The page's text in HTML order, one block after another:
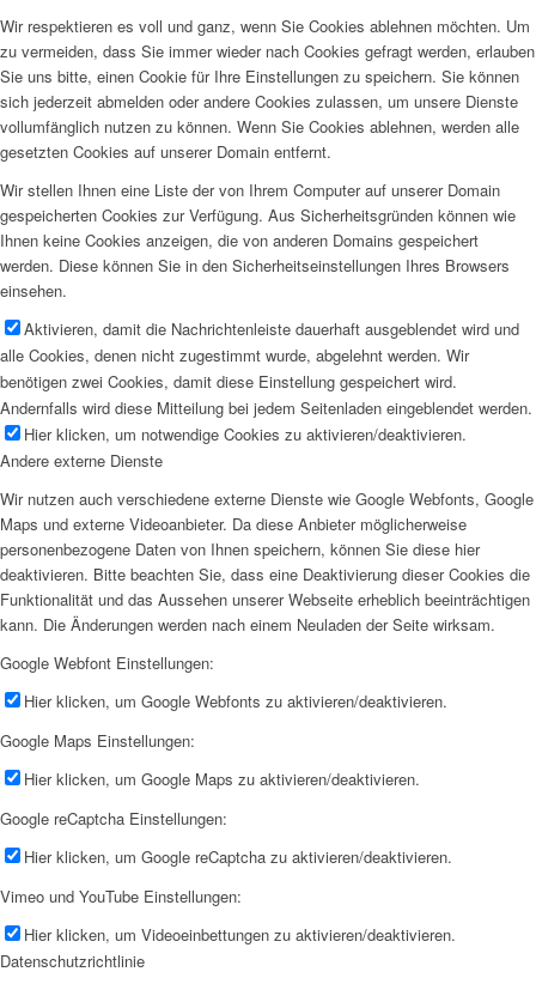
Wir respektieren es voll und ganz, wenn Sie Cookies ablehnen möchten. Um
zu vermeiden, dass Sie immer wieder nach Cookies gefragt werden, erlauben
Sie uns bitte, einen Cookie für Ihre Einstellungen zu speichern. Sie können
sich jederzeit abmelden oder andere Cookies zulassen, um unsere Dienste
vollumfänglich nutzen zu können. Wenn Sie Cookies ablehnen, werden alle
gesetzten Cookies auf unserer Domain entfernt.
Wir stellen Ihnen eine Liste der von Ihrem Computer auf unserer Domain
gespeicherten Cookies zur Verfügung. Aus Sicherheitsgründen können wie
Ihnen keine Cookies anzeigen, die von anderen Domains gespeichert
werden. Diese können Sie in den Sicherheitseinstellungen Ihres Browsers
einsehen.
Aktivieren, damit die Nachrichtenleiste dauerhaft ausgeblendet wird und
alle Cookies, denen nicht zugestimmt wurde, abgelehnt werden. Wir
benötigen zwei Cookies, damit diese Einstellung gespeichert wird.
Andernfalls wird diese Mitteilung bei jedem Seitenladen eingeblendet werden.
Hier klicken, um notwendige Cookies zu aktivieren/deaktivieren.
Andere externe Dienste
Wir nutzen auch verschiedene externe Dienste wie Google Webfonts, Google
Maps und externe Videoanbieter. Da diese Anbieter möglicherweise
personenbezogene Daten von Ihnen speichern, können Sie diese hier
deaktivieren. Bitte beachten Sie, dass eine Deaktivierung dieser Cookies die
Funktionalität und das Aussehen unserer Webseite erheblich beeinträchtigen
kann. Die Änderungen werden nach einem Neuladen der Seite wirksam.
Google Webfont Einstellungen:
Hier klicken, um Google Webfonts zu aktivieren/deaktivieren.
Google Maps Einstellungen:
Hier klicken, um Google Maps zu aktivieren/deaktivieren.
Google reCaptcha Einstellungen:
Hier klicken, um Google reCaptcha zu aktivieren/deaktivieren.
Vimeo und YouTube Einstellungen:
Hier klicken, um Videoeinbettungen zu aktivieren/deaktivieren.
Datenschutzrichtlinie